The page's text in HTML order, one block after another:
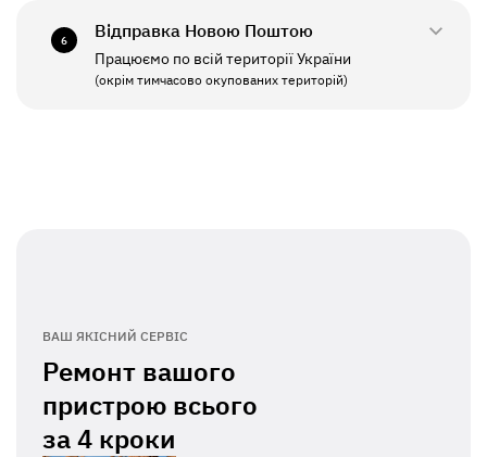
ПН - ПТ
СБ - НД
11:00 - 19:00
6 Відправка Новою Поштою
Працюємо по всій території України
(окрім тимчасово окупованих територій)
ВАШ ЯКІСНИЙ СЕРВІС
Ремонт вашого
пристрою всього
за4 кроки